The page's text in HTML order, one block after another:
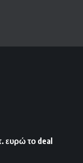
ευρώ το deal